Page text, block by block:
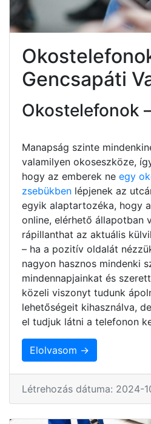
Gencsapáti
Okostelefonok
Manapság szinte
valamilyen okoseszköze,
hogy az emberek ne egy
zsebükben lépjenek az
egyik alaptartozéka, hogy
online, elérhető állapotban
rápillanthat az aktuális
– ha a pozitív oldalát
nagyon hasznos mindenki
mindennapjainkat és
közeli viszonyt tudunk
lehetőségeit kihasználva,
el tudjuk látni a telefonon
Elolvasom →
Létrehozás dátuma: 2024-